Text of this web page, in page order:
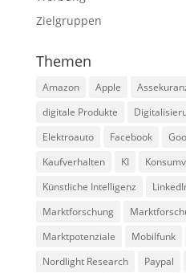
Zielgruppen
Themen
Amazon Apple
digitale Produkte
Elektroauto
Facebook
Kaufverhalten
KI
Künstliche Intelligenz
Marktforschung
Marktpotenziale
Mobilfunk
Nordlight Research
Paypal